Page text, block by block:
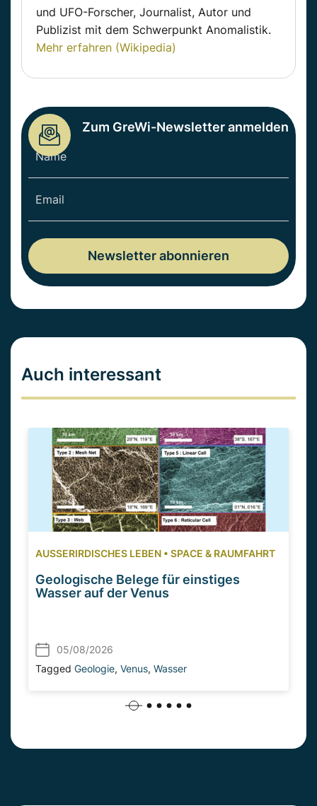
und UFO-Forscher, Journalist, Autor und
Publizist mit dem Schwerpunkt Anomalistik.
Mehr erfahren (Wikipedia)
Zum GreWi-Newsletter anmelden
Auch interessant
AUSSERIRDISCHES LEBEN • SPACE & RAUMFAHRT
Geologische Belege für einstiges
Wasser auf der Venus
05/08/2026
Tagged Geologie, Venus, Wasser